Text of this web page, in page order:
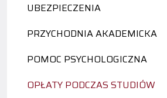
UBEZPIECZENIA
PRZYCHODNIA AKADEMICKA
POMOC PSYCHOLOGICZNA
OPŁATY PODCZAS STUDIÓW